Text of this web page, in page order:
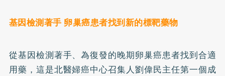
基因檢測著手 卵巢癌患者找到新的標靶藥物
從基因檢測著手、為復發的晚期卵巢癌患者找到合適
用藥，這是北醫婦癌中心召集人劉偉民主任第一個成